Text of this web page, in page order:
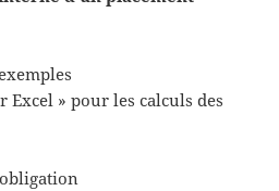
Excel » pour les calculs des